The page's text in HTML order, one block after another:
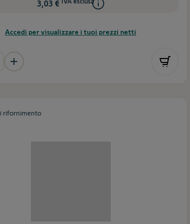
3,03 €
Accedi per visualizzare i tuoi prezzi netti
rifornimento